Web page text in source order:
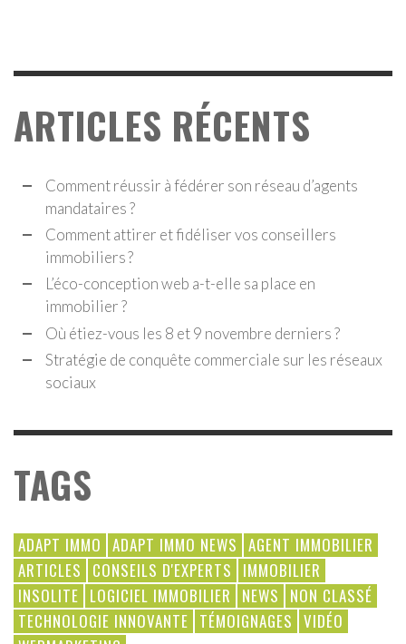
ARTICLES RÉCENTS
Comment réussir à fédérer son réseau d’agents
mandataires ?
Comment attirer et fidéliser vos conseillers
immobiliers ?
L’éco-conception web a-t-elle sa place en
immobilier ?
Où étiez-vous les 8 et 9 novembre derniers ?
Stratégie de conquête commerciale sur les réseaux
sociaux
TAGS
ADAPT IMMO ADAPT IMMO NEWS AGENT IMMOBILIER
ARTICLES CONSEILS D'EXPERTS IMMOBILIER
INSOLITE LOGICIEL IMMOBILIER NEWS NON CLASSÉ
TECHNOLOGIE INNOVANTE TÉMOIGNAGES VIDÉO